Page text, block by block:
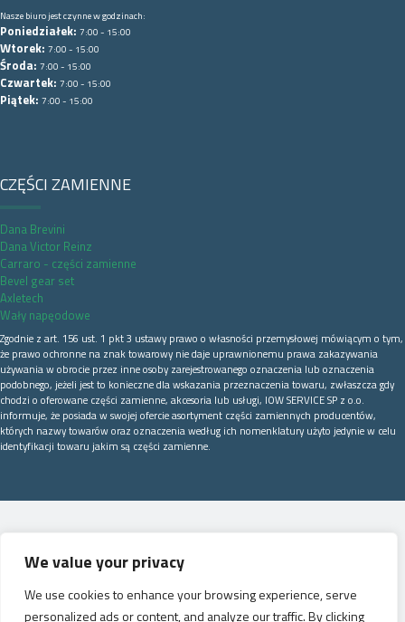
We value your privacy
We use cookies to enhance your browsing experience, serve
personalized ads or content, and analyze our traffic. By clicking
Nasze biuro jest czynne w godzinach:
Poniedziałek: 7:00 - 15:00
Wtorek: 7:00 - 15:00
Środa: 7:00 - 15:00
Czwartek: 7:00 - 15:00
Piątek: 7:00 - 15:00
CZĘŚCI ZAMIENNE
Dana Brevini
Dana Victor Reinz
Carraro - części zamienne
Bevel gear set
Axletech
Wały napęodowe
Zgodnie z art. 156 ust. 1 pkt 3 ustawy prawo o własności przemysłowej mówiącym o tym,
że prawo ochronne na znak towarowy nie daje uprawnionemu prawa zakazywania
używania w obrocie przez inne osoby zarejestrowanego oznaczenia lub oznaczenia
podobnego, jeżeli jest to konieczne dla wskazania przeznaczenia towaru, zwłaszcza gdy
chodzi o oferowane części zamienne, akcesoria lub usługi, IOW SERVICE SP z o.o.
informuje, że posiada w swojej ofercie asortyment części zamiennych producentów,
których nazwy towarów oraz oznaczenia według ich nomenklatury użyto jedynie w celu
identyfikacji towaru jakim są części zamienne.